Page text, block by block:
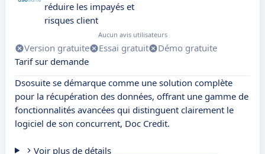
réduire les impayés et
risques client
Aucun avis utilisateurs
Version gratuite Essai gratuit
Démo gratuite
Tarif sur demande
Dsosuite se démarque comme une solution complète
pour la récupération des données, offrant une gamme de
fonctionnalités avancées qui distinguent clairement le
logiciel de son concurrent, Doc Credit.
Voir plus de détails